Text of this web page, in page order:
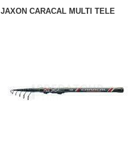
JAXON CARACAL MULTI TELE